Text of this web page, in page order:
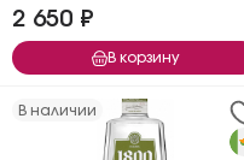
2 650 ₽
В корзину
В наличии